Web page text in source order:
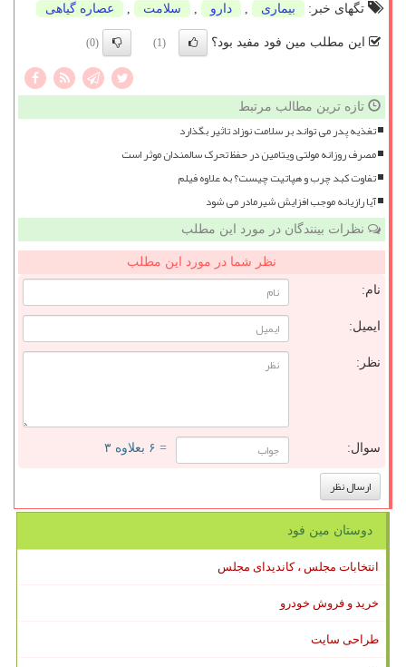
تگهای خبر:
بیماری دارو سلامت عصاره گیاهی
این مطلب مین فود مفید بود؟ (1)
(0)
تازه ترین مطالب مرتبط
تغذیه پدر می تواند بر سلامت نوزاد تاثیر بگذارد
مصرف روزانه مولتی ویتامین در حفظ تحرک سالمندان موثر است
تفاوت کبد چرب و هپاتیت چیست؟ به علاوه فیلم
آیا رازیانه موجب افزایش شیرمادر می شود
نظرات بینندگان در مورد این مطلب
نظر شما در مورد این مطلب
نام:
ایمیل:
نظر:
سوال: = ۶ بعلاوه ۳
دوستان مین فود
انتخابات مجلس ، کاندیدای مجلس
خرید و فروش خودرو
طراحی سایت